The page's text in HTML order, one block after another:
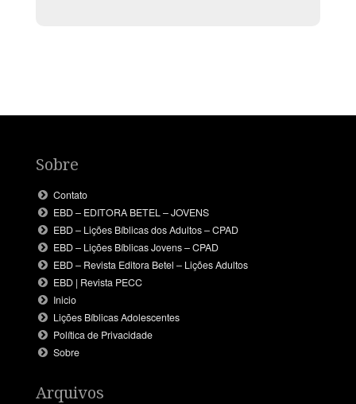
Sobre
Contato
EBD – EDITORA BETEL – JOVENS
EBD – Lições Bíblicas dos Adultos – CPAD
EBD – Lições Bíblicas Jovens – CPAD
EBD – Revista Editora Betel – Lições Adultos
EBD | Revista PECC
Inicio
Lições Bíblicas Adolescentes
Política de Privacidade
Sobre
Arquivos